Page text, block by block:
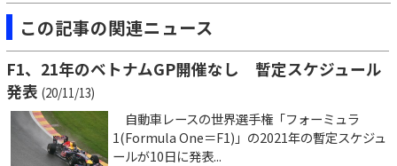
この記事の関連ニュース
F1、21年のベトナムGP開催なし 暫定スケジュール
発表 (20/11/13)
自動車レースの世界選手権「フォーミュラ
1(Formula One＝F1)」の2021年の暫定スケジュ
ールが10日に発表...